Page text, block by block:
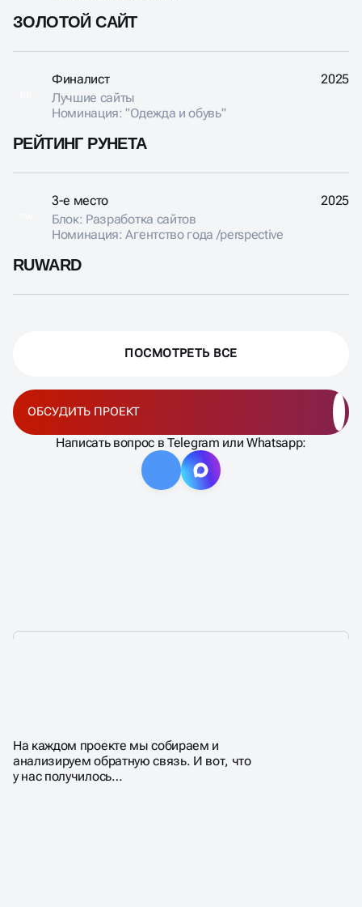
Написать вопрос в Telegram или Whatsapp:
ОБСУДИТЬ ПРОЕКТ
ЗОЛОТОЙ САЙТ
РЕЙТИНГ РУНЕТА
Финалист
Лучшие сайты
Номинация: "Одежда и обувь"
2025
RUWARD
3-е место
Блок: Разработка сайтов
Номинация: Агентство года /perspective
2025
ПОСМОТРЕТЬ ВСЕ
ВЫБИРАЮТ НАС?
На каждом проекте мы собираем и
анализируем обратную связь. И вот, что
у нас получилось…